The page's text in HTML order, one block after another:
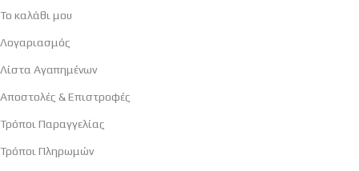
Το καλάθι μου
Λογαριασμός
Λίστα Αγαπημένων
Αποστολές & Επιστροφές
Τρόποι Παραγγελίας
Τρόποι Πληρωμών